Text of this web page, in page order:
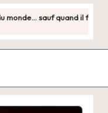
sauf quand il faut